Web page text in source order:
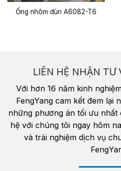
Ống nhôm đùn A6082-T6
LIÊN HỆ NHẬN TƯ
Với hơn 16 năm kinh
FengYang cam kết đem lại
những phương án tối ưu
hệ với chúng tôi ngay hôm
và trải nghiệm dịch vụ